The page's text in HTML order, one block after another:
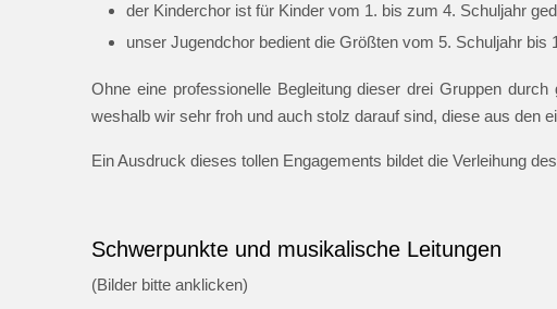
der Kinderchor ist für Kinder vom 1. bis zum 4. Schuljahr
unser Jugendchor bedient die Größten vom 5. Schuljahr bis
Ohne eine professionelle Begleitung dieser drei Gruppen
weshalb wir sehr froh und auch stolz darauf sind, diese aus den
Ein Ausdruck dieses tollen Engagements bildet die Verleihung des
Schwerpunkte und musikalische Leitungen
(Bilder bitte anklicken)